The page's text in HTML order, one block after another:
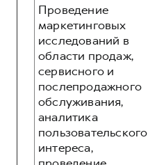
Проведение
маркетинговых
исследований в
области продаж,
сервисного и
послепродажного
обслуживания,
аналитика
пользовательского
интереса,